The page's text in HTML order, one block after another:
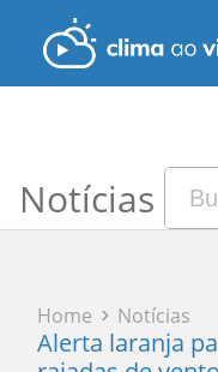
Notícias
Home Notícias
Alerta laranja